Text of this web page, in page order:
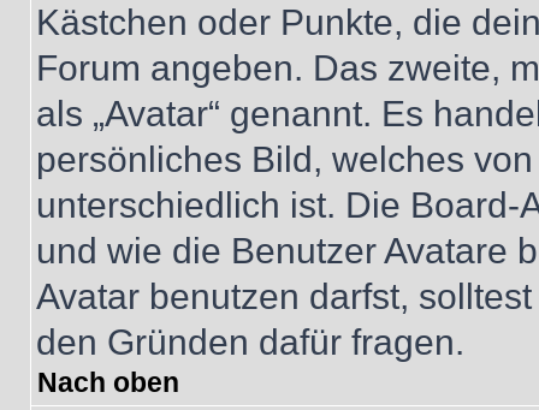
Kästchen oder Punkte, die
Forum angeben. Das zweite,
als „Avatar“ genannt. Es
persönliches Bild, welches
unterschiedlich ist. Die
und wie die Benutzer Avatare
Avatar benutzen darfst,
den Gründen dafür fragen.
Nach oben